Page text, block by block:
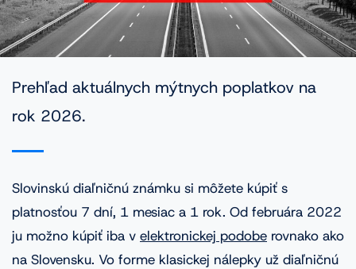
VINFOTO
Mobilní aplikácia Cebia Foto
Blog
Kontakt
Prehľad aktuálnych mýtnych poplatkov na
rok 2026.
Slovinskú diaľničnú známku si môžete kúpiť s
platnosťou 7 dní, 1 mesiac a 1 rok. Od februára 2022
ju možno kúpiť iba v elektronickej podobe rovnako ako
na Slovensku. Vo forme klasickej nálepky už diaľničnú